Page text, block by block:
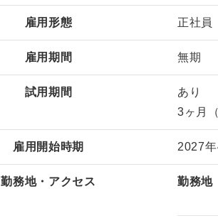
雇用形態 正社員
雇用期間 無期
試用期間
あり
3ヶ月
雇用開始時期 2027
勤務地・アクセス 勤務地